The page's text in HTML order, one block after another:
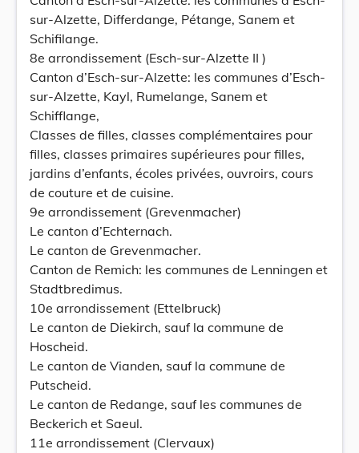
sur-Alzette, Differdange, Pétange, Sanem et
Schifilange.
8e arrondissement (Esch-sur-Alzette II )
Canton d’Esch-sur-Alzette: les communes d’Esch-
sur-Alzette, Kayl, Rumelange, Sanem et
Schifflange,
Classes de filles, classes complémentaires pour
filles, classes primaires supérieures pour filles,
jardins d’enfants, écoles privées, ouvroirs, cours
de couture et de cuisine.
9e arrondissement (Grevenmacher)
Le canton d’Echternach.
Le canton de Grevenmacher.
Canton de Remich: les communes de Lenningen et
Stadtbredimus.
10e arrondissement (Ettelbruck)
Le canton de Diekirch, sauf la commune de
Hoscheid.
Le canton de Vianden, sauf la commune de
Putscheid.
Le canton de Redange, sauf les communes de
Beckerich et Saeul.
11e arrondissement (Clervaux)